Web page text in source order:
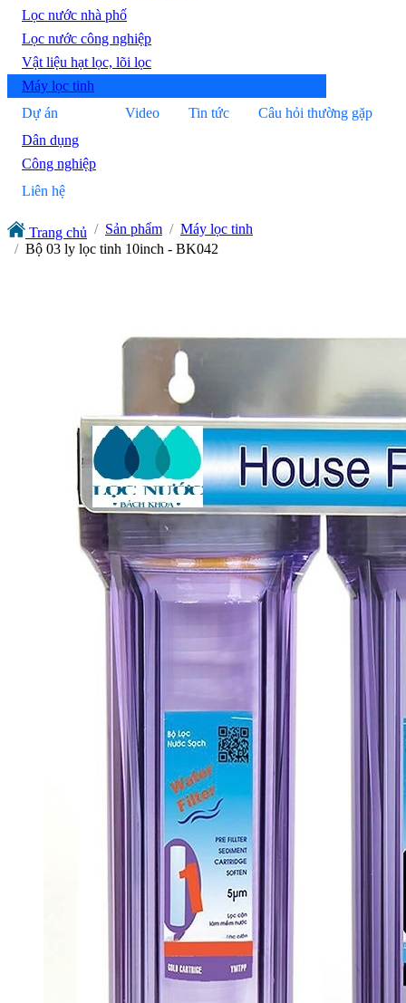
Lọc nước nhà phố
Lọc nước công nghiệp
Vật liệu hạt lọc, lõi lọc
Máy lọc tinh
Dự án
Dân dụng
Công nghiệp
Video Tin tức Câu hỏi thường gặp
Liên hệ
Trang chủ Sản phẩm
Máy lọc tinh
Bộ 03 ly lọc tinh 10inch - BK042